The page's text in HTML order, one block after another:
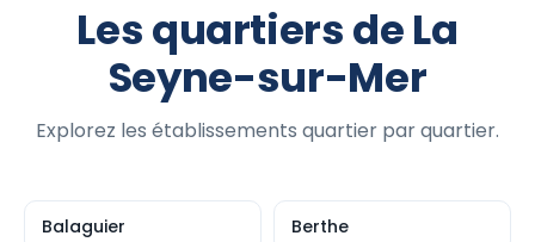
Les quartiers de La
Seyne-sur-Mer
Explorez les établissements quartier par quartier.
Balaguier Berthe